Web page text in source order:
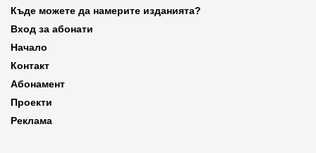
Къде можете да намерите изданията?
Вход за абонати
Начало
Контакт
Абонамент
Проекти
Реклама